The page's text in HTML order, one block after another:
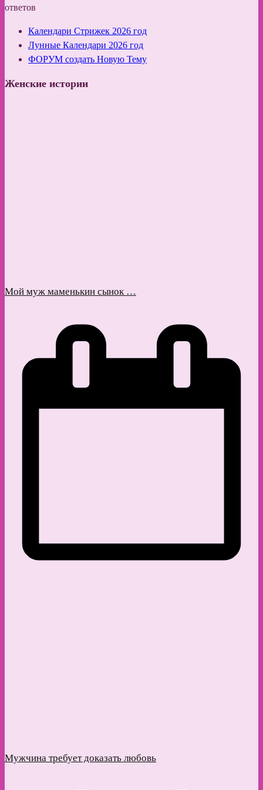
ответов
Календари Стрижек 2026 год
Лунные Календари 2026 год
ФОРУМ создать Новую Тему
Женские истории
Мой муж маменькин сынок …
Мужчина требует доказать любовь